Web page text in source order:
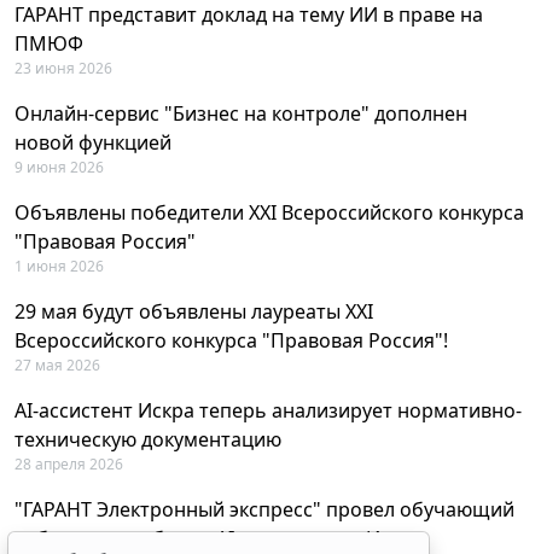
ГАРАНТ представит доклад на тему ИИ в праве на
ПМЮФ
23 июня 2026
Онлайн-сервис "Бизнес на контроле" дополнен
новой функцией
9 июня 2026
Объявлены победители XXI Всероссийского конкурса
"Правовая Россия"
1 июня 2026
29 мая будут объявлены лауреаты XXI
Всероссийского конкурса "Правовая Россия"!
27 мая 2026
AI-ассистент Искра теперь анализирует нормативно-
техническую документацию
28 апреля 2026
"ГАРАНТ Электронный экспресс" провел обучающий
вебинар по работе с AI-ассистентом Искра